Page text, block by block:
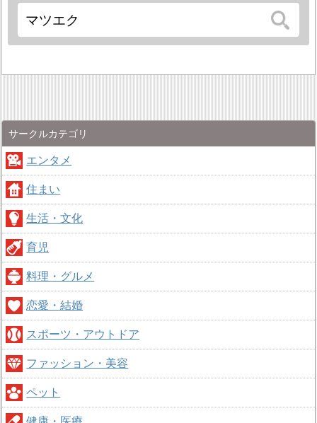
サークルカテゴリ
エンタメ
住まい
生活・文化
育児
料理・グルメ
恋愛・結婚
スポーツ・アウトドア
ファッション・美容
ペット